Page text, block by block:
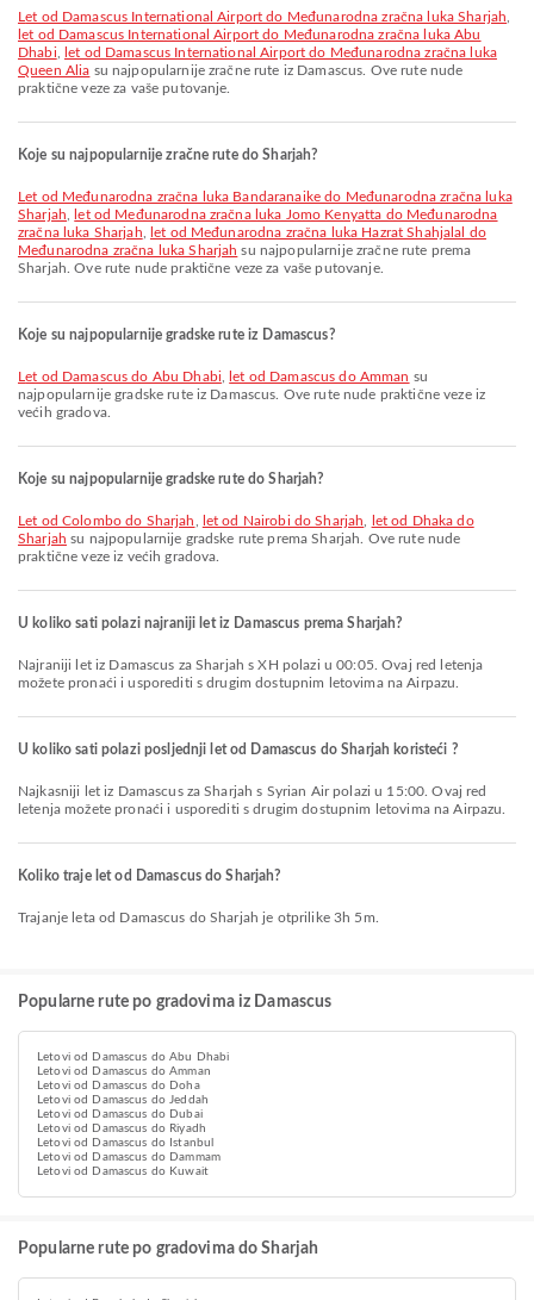
let od Damascus International Airport do Međunarodna zračna luka Sharjah
let od Damascus International Airport do Međunarodna zračna luka Abu
Dhabi
let od Damascus International Airport do Međunarodna zračna luka
Queen Alia su najpopularnije zračne rute iz Damascus. Ove rute nude
praktične veze za vaše putovanje.
Koje su najpopularnije zračne rute do Sharjah?
let od Međunarodna zračna luka Bandaranaike do Međunarodna zračna luka
Sharjah
let od Međunarodna zračna luka Jomo Kenyatta do Međunarodna
zračna luka Sharjah
let od Međunarodna zračna luka Hazrat Shahjalal do
Međunarodna zračna luka Sharjah su najpopularnije zračne rute prema
Sharjah. Ove rute nude praktične veze za vaše putovanje.
Koje su najpopularnije gradske rute iz Damascus?
let od Damascus do Abu Dhabi let od Damascus do Amman su
najpopularnije gradske rute iz Damascus. Ove rute nude praktične veze iz
većih gradova.
Koje su najpopularnije gradske rute do Sharjah?
let od Colombo do Sharjah let od Nairobi do Sharjah
let od Dhaka do
Sharjah su najpopularnije gradske rute prema Sharjah. Ove rute nude
praktične veze iz većih gradova.
U koliko sati polazi najraniji let iz Damascus prema Sharjah?
Najraniji let iz Damascus za Sharjah s XH polazi u 00:05. Ovaj red letenja
možete pronaći i usporediti s drugim dostupnim letovima na Airpazu.
U koliko sati polazi posljednji let od Damascus do Sharjah koristeći ?
Najkasniji let iz Damascus za Sharjah s Syrian Air polazi u 15:00. Ovaj red
letenja možete pronaći i usporediti s drugim dostupnim letovima na Airpazu.
Koliko traje let od Damascus do Sharjah?
Trajanje leta od Damascus do Sharjah je otprilike 3h 5m.
Popularne rute po gradovima iz Damascus
Letovi od Damascus do Abu Dhabi
Letovi od Damascus do Amman
Letovi od Damascus do Doha
Letovi od Damascus do Jeddah
Letovi od Damascus do Dubai
Letovi od Damascus do Riyadh
Letovi od Damascus do Istanbul
Letovi od Damascus do Dammam
Letovi od Damascus do Kuwait
Popularne rute po gradovima do Sharjah